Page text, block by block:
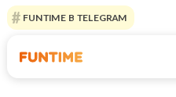
FUNTIME В TELEGRAM